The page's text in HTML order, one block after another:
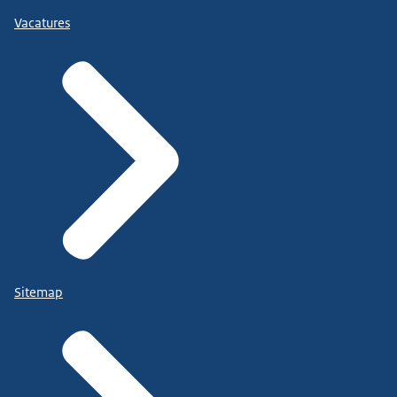
Vacatures
Sitemap